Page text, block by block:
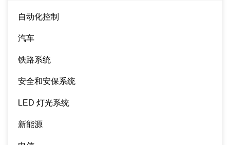
自动化控制
汽车
铁路系统
安全和安保系统
LED 灯光系统
新能源